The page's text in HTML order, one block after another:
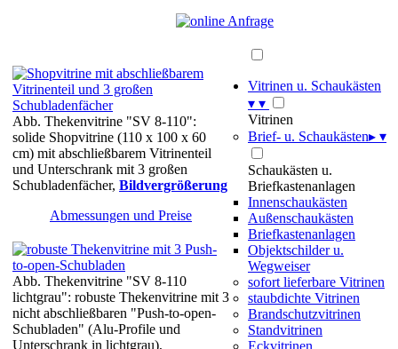
Abb. Thekenvitrine "SV 8-110":
solide Shopvitrine (110 x 100 x 60
cm) mit abschließbarem Vitrinenteil
und Unterschrank mit 3 großen
Schubladenfächer, Bildvergrößerung
Abmessungen und Preise
Abb. Thekenvitrine "SV 8-110
lichtgrau": robuste Thekenvitrine mit 3
nicht abschließbaren "Push-to-open-
Schubladen" (Alu-Profile und
Unterschrank in lichtgrau),
Vitrinen u. Schaukästen
▾ ▾
Vitrinen
Brief- u. Schaukästen▸ ▾
Schaukästen u.
Briefkastenanlagen
Innenschaukästen
Außenschaukästen
Briefkastenanlagen
Objektschilder u.
Wegweiser
sofort lieferbare Vitrinen
staubdichte Vitrinen
Brandschutzvitrinen
Standvitrinen
Eckvitrinen